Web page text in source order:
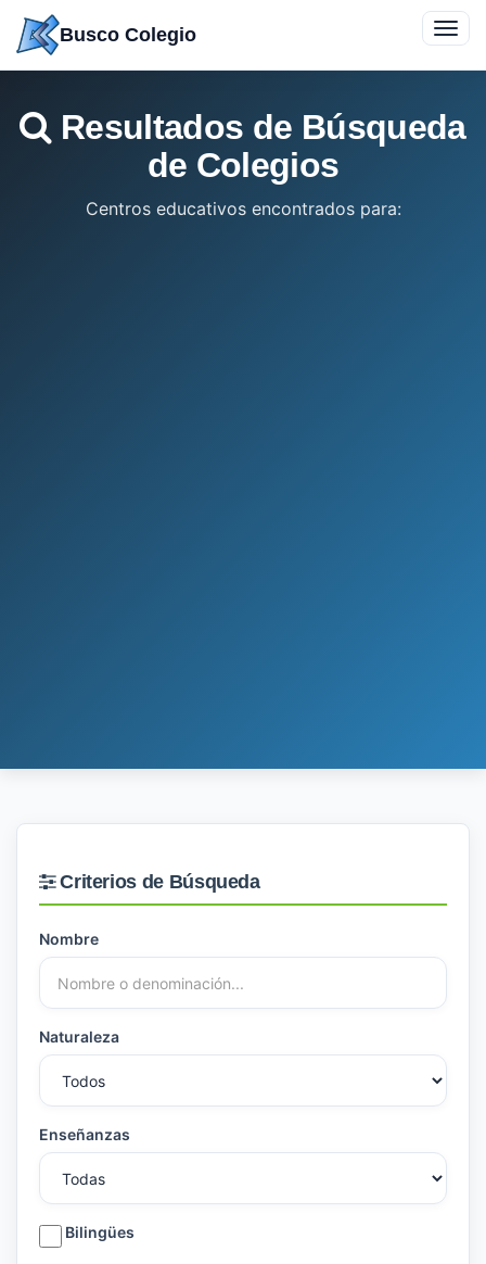
contenido
Busco Colegio
Resultados de Búsqueda
de Colegios
Centros educativos encontrados para:
Criterios de Búsqueda
Nombre
Naturaleza
Enseñanzas
Bilingües